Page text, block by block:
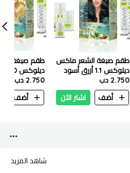
طقم صبغة الشعر ماكس
ديلوكس 1.1 أزرق أسود
2.750 دب
أضف
اشتر الآن
طقم صبغة
طبيعي
2.750 دب
أضف
شاهد المزيد